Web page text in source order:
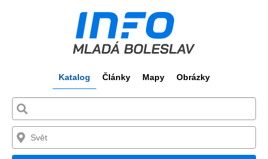
Katalog Články Mapy Obrázky